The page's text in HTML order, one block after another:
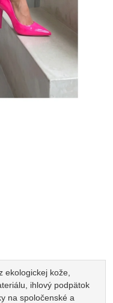
ekologickej kože,
ihlový podpätok
na spoločenské a